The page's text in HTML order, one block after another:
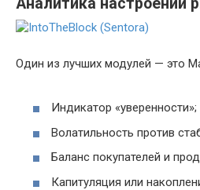
Один из лучших модулей — это
Индикатор «уверенности»;
Волатильность против
Баланс покупателей и
Капитуляция или